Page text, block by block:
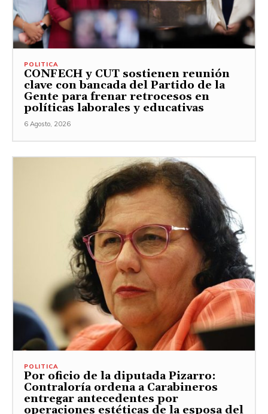
POLITICA
CONFECH y CUT sostienen reunión
clave con bancada del Partido de la
Gente para frenar retrocesos en
políticas laborales y educativas
6 Agosto, 2026
POLITICA
Por oficio de la diputada Pizarro:
Contraloría ordena a Carabineros
entregar antecedentes por
operaciones estéticas de la esposa del